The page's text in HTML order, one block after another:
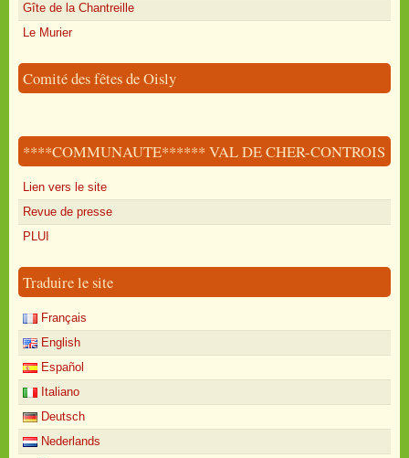
Gîte de la Chantreille
Le Murier
Comité des fêtes de Oisly
****COMMUNAUTE****** VAL DE CHER-CONTROIS
Lien vers le site
Revue de presse
PLUI
Traduire le site
Français
English
Español
Italiano
Deutsch
Nederlands